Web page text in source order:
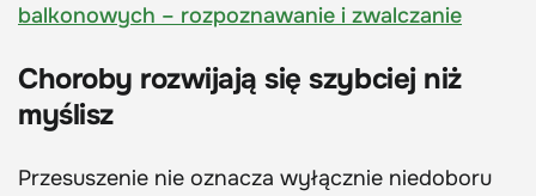
balkonowych – rozpoznawanie i zwalczanie
Choroby rozwijają się szybciej niż
myślisz
Przesuszenie nie oznacza wyłącznie niedoboru